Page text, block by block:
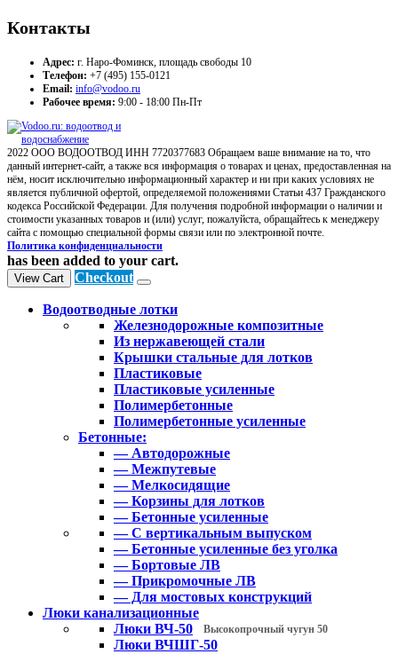
Контакты
Адрес: г. Наро-Фоминск, площадь свободы 10
Телефон: +7 (495) 155-0121
Email: info@vodoo.ru
Рабочее время: 9:00 - 18:00 Пн-Пт
2022 ООО ВОДООТВОД ИНН 7720377683 Обращаем ваше внимание на то, что
данный интернет-сайт, а также вся информация о товарах и ценах, предоставленная на
нём, носит исключительно информационный характер и ни при каких условиях не
является публичной офертой, определяемой положениями Статьи 437 Гражданского
кодекса Российской Федерации. Для получения подробной информации о наличии и
стоимости указанных товаров и (или) услуг, пожалуйста, обращайтесь к менеджеру
сайта с помощью специальной формы связи или по электронной почте.
Политика конфиденциальности
has been added to your cart.
View Cart Checkout
Водоотводные лотки
Железнодорожные композитные
Из нержавеющей стали
Крышки стальные для лотков
Пластиковые
Пластиковые усиленные
Полимербетонные
Полимербетонные усиленные
Бетонные:
— Автодорожные
— Межпутевые
— Мелкосидящие
— Корзины для лотков
— Бетонные усиленные
— С вертикальным выпуском
— Бетонные усиленные без уголка
— Бортовые ЛВ
— Прикромочные ЛВ
— Для мостовых конструкций
Люки канализационные
Люки ВЧ-50
Высокопрочный чугун 50
Люки ВЧШГ-50